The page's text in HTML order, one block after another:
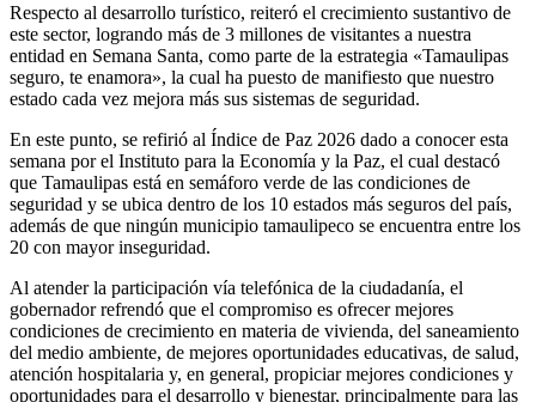
Respecto al desarrollo turístico, reiteró el crecimiento sustantivo de
este sector, logrando más de 3 millones de visitantes a nuestra
entidad en Semana Santa, como parte de la estrategia «Tamaulipas
seguro, te enamora», la cual ha puesto de manifiesto que nuestro
estado cada vez mejora más sus sistemas de seguridad.
En este punto, se refirió al Índice de Paz 2026 dado a conocer esta
semana por el Instituto para la Economía y la Paz, el cual destacó
que Tamaulipas está en semáforo verde de las condiciones de
seguridad y se ubica dentro de los 10 estados más seguros del país,
además de que ningún municipio tamaulipeco se encuentra entre los
20 con mayor inseguridad.
Al atender la participación vía telefónica de la ciudadanía, el
gobernador refrendó que el compromiso es ofrecer mejores
condiciones de crecimiento en materia de vivienda, del saneamiento
del medio ambiente, de mejores oportunidades educativas, de salud,
atención hospitalaria y, en general, propiciar mejores condiciones y
oportunidades para el desarrollo y bienestar, principalmente para las